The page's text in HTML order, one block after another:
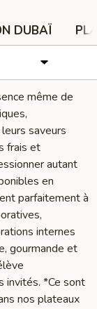
DUBAÏ
même de
saveurs
frais et
autant
en
parfaitement à
internes
gourmande et
invités. *Ce sont
nos plateaux